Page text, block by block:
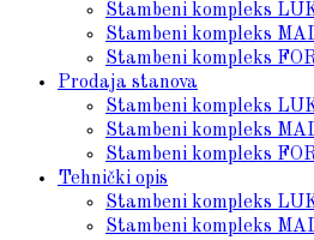
Stambeni kompleks
Stambeni kompleks
Stambeni kompleks
Prodaja stanova
Stambeni kompleks
Stambeni kompleks
Stambeni kompleks
Tehnički opis
Stambeni kompleks
Stambeni kompleks